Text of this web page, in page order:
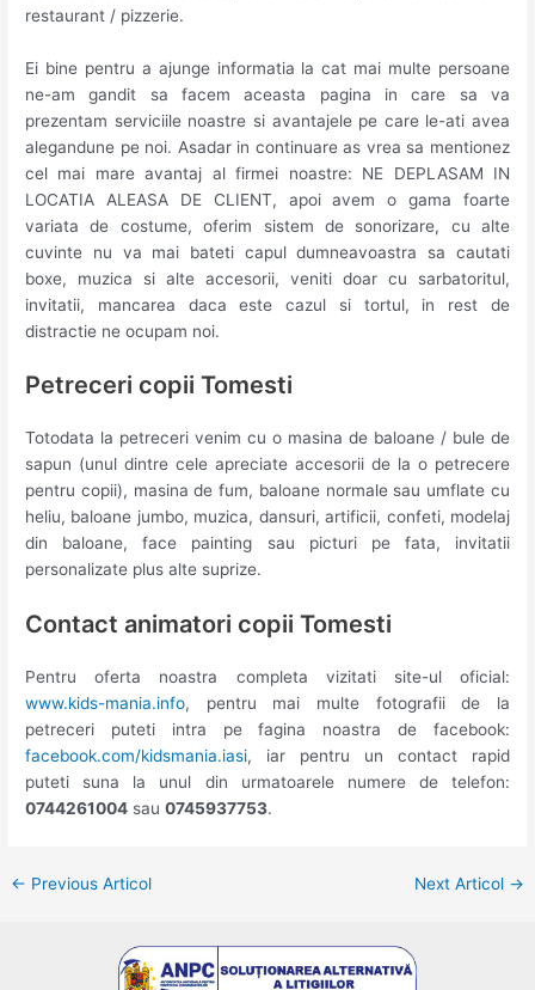
restaurant / pizzerie.
Ei bine pentru a ajunge informatia la cat mai multe persoane
ne-am gandit sa facem aceasta pagina in care sa va
prezentam serviciile noastre si avantajele pe care le-ati avea
alegandune pe noi. Asadar in continuare as vrea sa mentionez
cel mai mare avantaj al firmei noastre: NE DEPLASAM IN
LOCATIA ALEASA DE CLIENT, apoi avem o gama foarte
variata de costume, oferim sistem de sonorizare, cu alte
cuvinte nu va mai bateti capul dumneavoastra sa cautati
boxe, muzica si alte accesorii, veniti doar cu sarbatoritul,
invitatii, mancarea daca este cazul si tortul, in rest de
distractie ne ocupam noi.
Petreceri copii Tomesti
Totodata la petreceri venim cu o masina de baloane / bule de
sapun (unul dintre cele apreciate accesorii de la o petrecere
pentru copii), masina de fum, baloane normale sau umflate cu
heliu, baloane jumbo, muzica, dansuri, artificii, confeti, modelaj
din baloane, face painting sau picturi pe fata, invitatii
personalizate plus alte suprize.
Contact animatori copii Tomesti
Pentru oferta noastra completa vizitati site-ul oficial:
www.kids-mania.info, pentru mai multe fotografii de la
petreceri puteti intra pe fagina noastra de facebook:
facebook.com/kidsmania.iasi, iar pentru un contact rapid
puteti suna la unul din urmatoarele numere de telefon:
0744261004 sau0745937753.
Post
← Previous Articol Next Articol →